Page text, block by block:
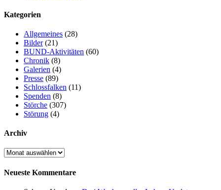
Kategorien
Allgemeines (28)
Bilder(21)
BUND-Aktivitäten (60)
Chronik (8)
Galerien (4)
Presse (89)
Schlossfalken (11)
Spenden (8)
Störche (307)
Störung (4)
Archiv
Archiv
Neueste Kommentare